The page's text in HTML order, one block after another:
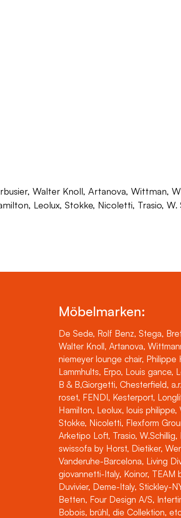
Walter Knoll, Artanova, Wittman,
Leolux, Stokke, Nicoletti, Trasio,
Möbelmarken:
De Sede, Rolf Benz, Stega,
Walter Knoll, Artanova,
niemeyer lounge chair, Philippe
Lammhults, Erpo, Louis gance,
B & B,Giorgetti, Chesterfield,
roset, FENDI, Kesterport,
Hamilton, Leolux, louis
Stokke, Nicoletti, Flexform
Arketipo Loft, Trasio,
swissofa by Horst, Dietiker,
Vanderuhe-Barcelona, Living
giovannetti-Italy, Koinor, TEAM
Duvivier, Deme-Italy, Stickley-
Betten, Four Design A/S,
Bobois, brühl, die Collektion,